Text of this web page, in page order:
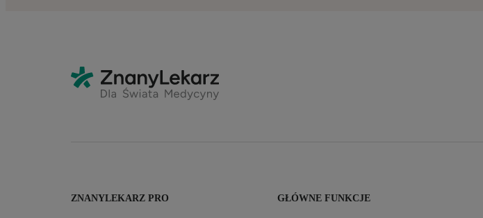
ZNANYLEKARZ PRO GŁÓWNE FUNKCJE